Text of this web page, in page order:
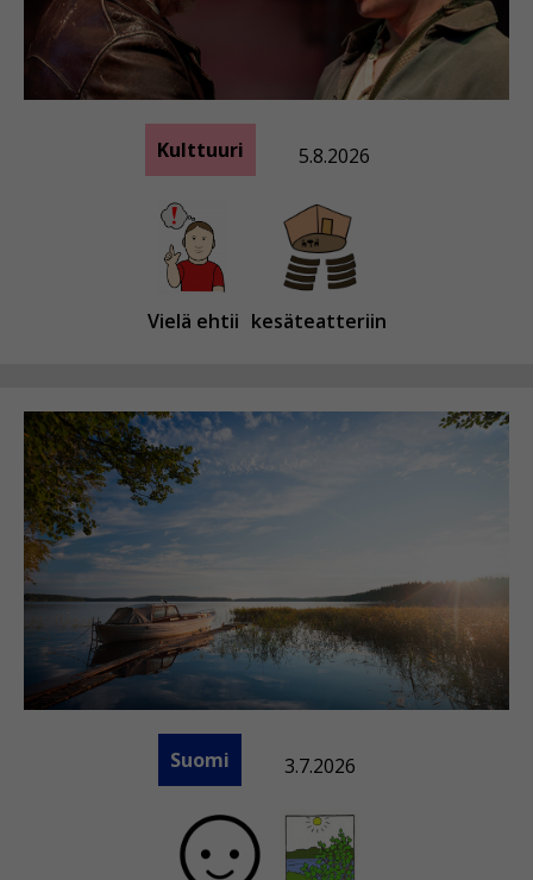
Kulttuuri 5.8.2026
Vielä ehtii kesäteatteriin
Suomi 3.7.2026